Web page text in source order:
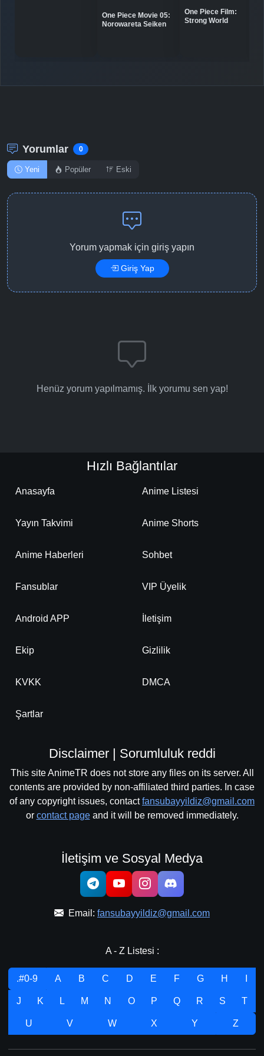
Detaylar İzle
One Piece Movie 05:
Norowareta Seiken
One Piece Film:
Strong World
Yorumlar 0
Yeni Popüler Eski
Yorum yapmak için giriş yapın
Giriş Yap
Henüz yorum yapılmamış. İlk yorumu sen yap!
Hızlı Bağlantılar
Anasayfa Anime Listesi
Yayın Takvimi Anime Shorts
Anime Haberleri Sohbet
Fansublar VIP Üyelik
Android APP İletişim
Ekip Gizlilik
KVKK DMCA
Şartlar
Disclaimer | Sorumluluk reddi
This site AnimeTR does not store any files on its server. All
contents are provided by non-affiliated third parties. In case
of any copyright issues, contactfansubayyildiz@gmail.com
or contact pageand it will be removed immediately.
İletişim ve Sosyal Medya
Email: fansubayyildiz@gmail.com
A - Z Listesi :
.#0-9 A B C D E F G H
J K L M N O P Q R S T
U V W X Y Z